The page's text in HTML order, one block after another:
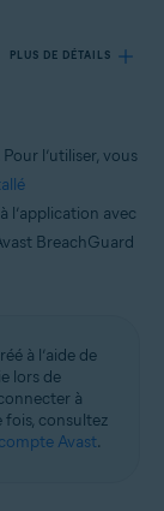
PLUS DE DÉTAILS
bits)
Familiale
Pack 1
l’utiliser, vous
l’application avec
BreachGuard
à l’aide de
lors de
à
consultez
Avast.